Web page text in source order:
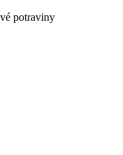
potraviny